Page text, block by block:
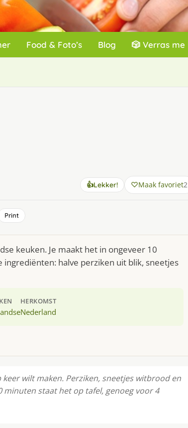
Food & Foto’s Blog 🎲 Verras me
👍Lekker! Maak favoriet2
Print
keuken. Je maakt het in ongeveer 10
halve perziken uit blik, sneetjes
HERKOMST
Nederland
wilt maken. Perziken, sneetjes witbrood en
staat het op tafel, genoeg voor 4